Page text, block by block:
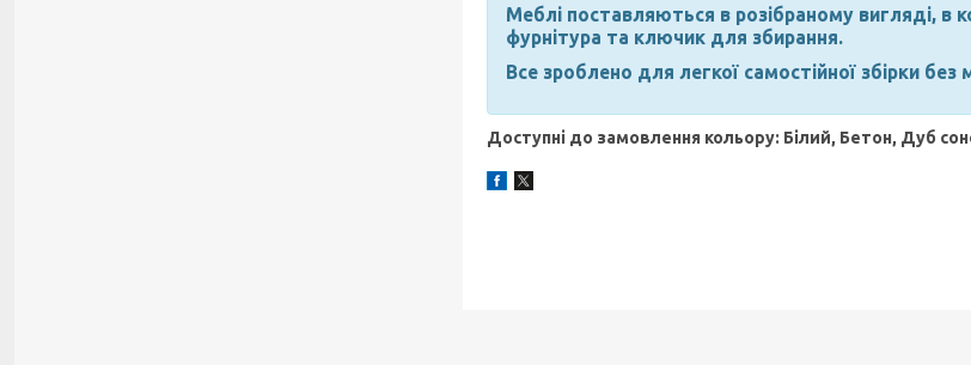
Меблі поставляються в розібраному вигляді, в
фурнітура та ключик для збирання.
Все зроблено для легкої самостійної збірки
Доступні до замовлення кольору: Білий, Бетон, Дуб